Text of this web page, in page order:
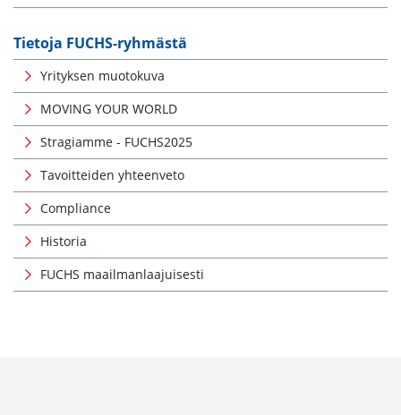
Tietoja FUCHS-ryhmästä
Yrityksen muotokuva
MOVING YOUR WORLD
Stragiamme - FUCHS2025
Tavoitteiden yhteenveto
Compliance
Historia
FUCHS maailmanlaajuisesti